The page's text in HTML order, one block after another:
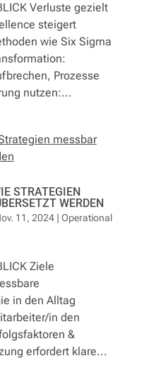
Verluste gezielt
steigert
wie Six Sigma
Prozesse
nutzen:...
STRATEGIEN
WERDEN
11, 2024| Operational
Ziele
in den Alltag
in den
&
erfordert klare...